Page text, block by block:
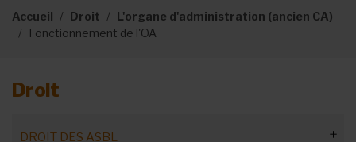
Accueil Droit
L'organe d'administration (ancien CA)
Fonctionnement de l'OA
Droit
DROIT DES ASBL